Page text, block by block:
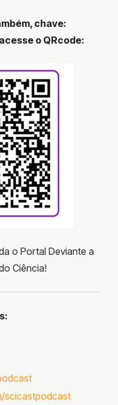
chave:
o QRcode:
o Portal Deviante a
Ciência!
scicastpodcast